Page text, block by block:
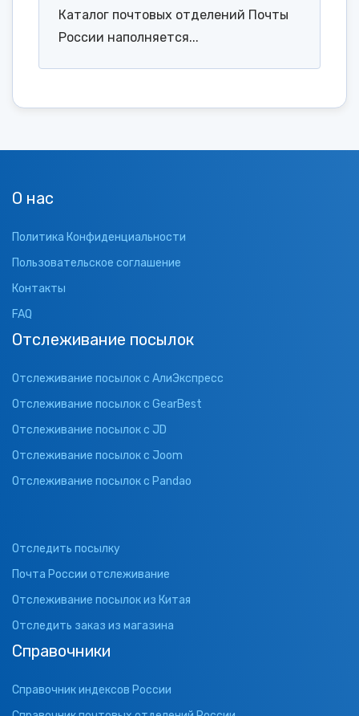
Каталог почтовых отделений Почты
России наполняется...
О нас
Политика Конфиденциальности
Пользовательское соглашение
Контакты
FAQ
Отслеживание посылок
Отслеживание посылок с АлиЭкспресс
Отслеживание посылок с GearBest
Отслеживание посылок с JD
Отслеживание посылок с Joom
Отслеживание посылок с Pandao
Отследить посылку
Почта России отслеживание
Отслеживание посылок из Китая
Отследить заказ из магазина
Справочники
Справочник индексов России